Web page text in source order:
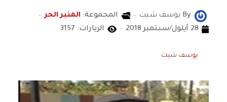
By يوسف شيت المجموعة: المنبر الحر
28 أيلول/سبتمبر 2018
الزيارات: 3157
يوسف شيت